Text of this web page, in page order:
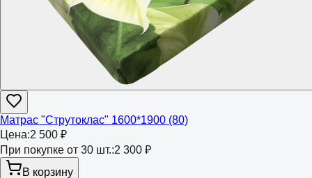
Матрас "Струтоклас" 1600*1900 (80)
Цена:2 500 ₽
При покупке от 30 шт.:2 300 ₽
В корзину